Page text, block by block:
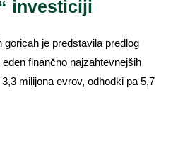
investiciji
je predstavila predlog
finančno najzahtevnejših
milijona evrov, odhodki pa 5,7